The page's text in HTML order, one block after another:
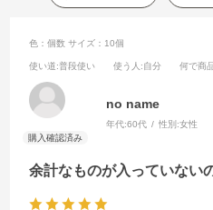
余計なものが入っていない
色：個数 サイズ：10個
使い道:普段使い 使う人 :自分 何で商
no name
年代:60代 性別:女性